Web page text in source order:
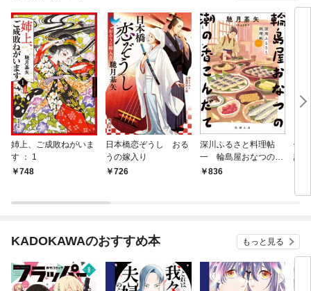
姉上、ご成敗ねがいま
す ： 1
748
日本橋恋ぞうし おる
うの嫁入り
726
深川ふるさと料理帖
一 輪島屋おなつの潮
の香こんだて
836
伏
診
KADOKAWAのおすすめ本 もっと見る